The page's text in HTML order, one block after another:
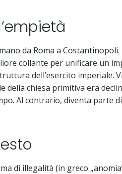
da Roma a
collante per unificare un
dell’esercito
chiesa primitiva era
Al contrario, diventa parte
di illegalità (in greco